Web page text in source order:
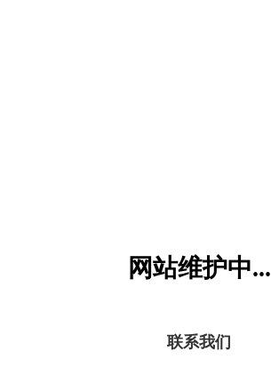
网站维护中...
联系我们